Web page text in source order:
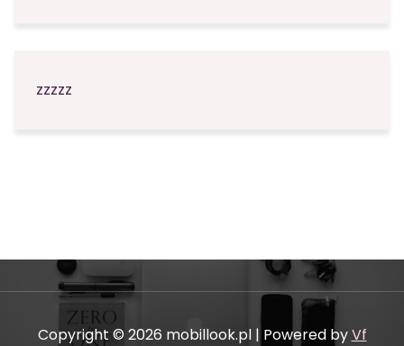
zzzzz
Copyright © 2026 mobillook.pl | Powered byVf